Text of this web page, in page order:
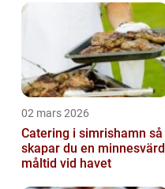
02 mars 2026
Catering i simrishamn så
skapar du en minnesvärd
måltid vid havet